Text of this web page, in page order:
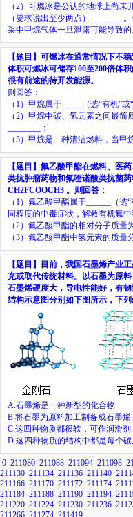
（2）可燃冰是公认的地球上尚
（要求说出至少两点）
采中甲烷气体一旦泄露可能导致的
【题目】 可燃冰在通常情况下不
体积可燃冰可储存100至200倍体
很有前途的待开发能源。
则回答：
（1）甲烷属于
（选“有机”或“
（2）甲烷中碳、氢元素之间最简
；
（3）甲烷是一种清洁燃料，当甲
【题目】 氟乙酸甲酯在燃料、医
类抗肿瘤药物和氟喹诺酸类抗菌
CH2FCOOCH3 。则回答：
（1）氟乙酸甲酯属于
（选“
同程度的中毒症状，解救有机氟
（2）氟乙酸甲酯的相对分子质量
（3）氟乙酸甲酯中氢元素的质量
【题目】 目前，我国石墨烯产业
充或取代传统材料。以石墨为原
石墨烯硬度大，导电性能好，有韧
结构示意图分别如下图所示，下
A. 石墨烯是一种新型的化合物
B. 将石墨为原料加工制备成石墨
C. 这四种物质都很软，可作润滑剂
D. 这四种物质的结构中都是每个
0 211080 211088 211094 211098
211130 211134 211136 211140
211166 211170 211172 211174
211184 211188 211190 211194
211220 211224 211230 211236
211266 211274 211419